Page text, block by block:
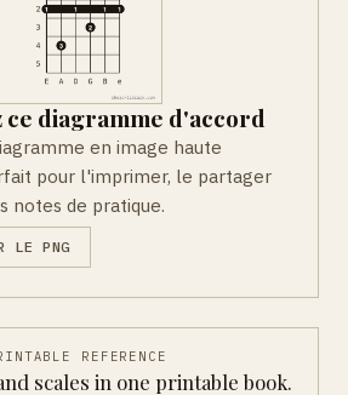
diagramme d'accord
en image haute
pour l'imprimer, le partager
notes de pratique.
LE PNG
REFERENCE
scales in one printable book.